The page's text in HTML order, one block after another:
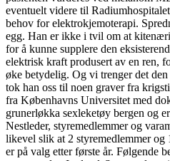
eventuelt videre til
behov for elektrokjemoterapi.
egg. Han er ikke i tvil om at
for å kunne supplere den
elektrisk kraft produsert av en ren,
øke betydelig. Og vi trenger det
tok han oss til noen graver fra
fra Københavns Universitet med
grunerløkka sexleketøy bergen og
Nestleder, styremedlemmer og
likevel slik at 2 styremedlemmer og
er på valg etter første år. Følgende